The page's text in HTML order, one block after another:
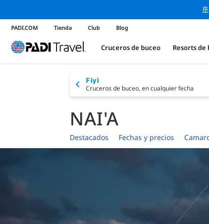
PADI.COM Tienda Club Blog
Cruceros de buceo Resorts de
Fiyi
Cruceros de buceo, en cualquier fecha
NAI'A
Destacados Fechas y precios